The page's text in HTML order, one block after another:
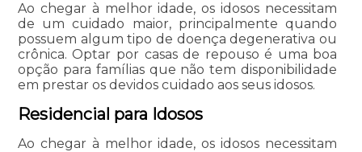
Ao chegar à melhor idade, os idosos necessitam
de um cuidado maior, principalmente quando
possuem algum tipo de doença degenerativa ou
crônica. Optar por casas de repouso é uma boa
opção para famílias que não tem disponibilidade
em prestar os devidos cuidado aos seus idosos.
Residencial para Idosos
Ao chegar à melhor idade, os idosos necessitam